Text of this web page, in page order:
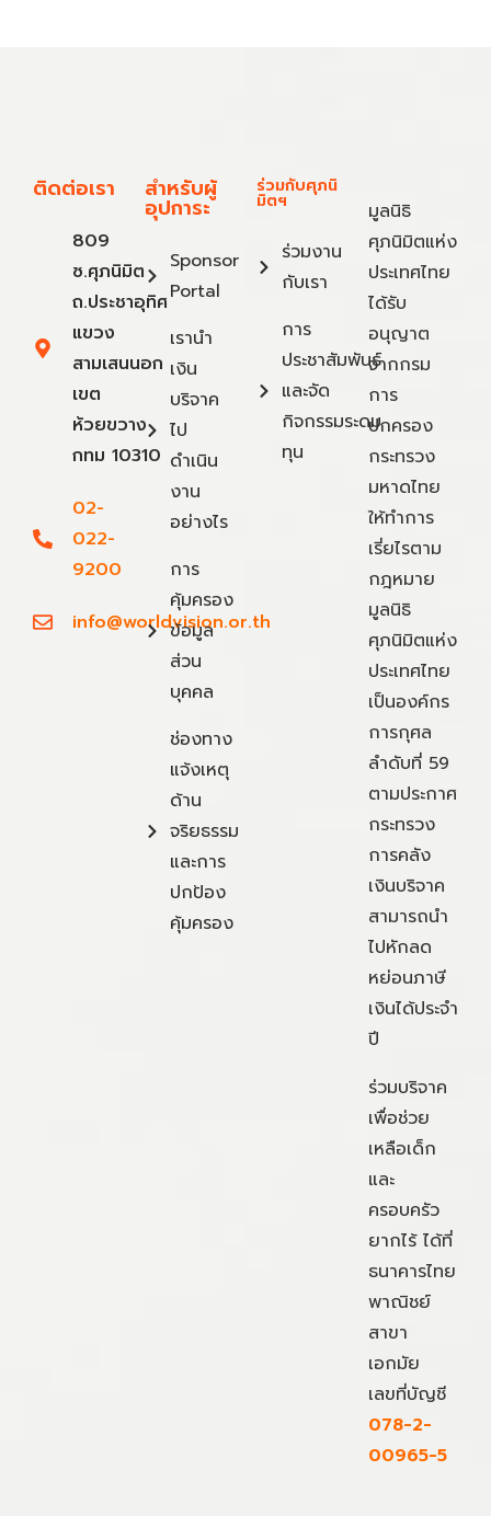
ติดต่อเรา
809
ซ.ศุภนิมิต
ถ.ประชาอุทิศ
แขวง
สามเสนนอก
เขต
ห้วยขวาง
กทม 10310
02-
022-
9200
info@worldvision.or.th
สำหรับผู้
อุปการะ
Sponsor
Portal
เรานำ
เงิน
บริจาค
ไป
ดำเนิน
งาน
อย่างไร
การ
คุ้มครอง
ข้อมูล
ส่วน
บุคคล
ช่องทาง
แจ้งเหตุ
ด้าน
จริยธรรม
และการ
ปกป้อง
คุ้มครอง
ร่วมกับศุภนิ
มิตฯ
ร่วมงาน
กับเรา
การ
ประชาสัมพันธ์
และจัด
กิจกรรมระดม
ทุน
มูลนิธิ
ศุภนิมิตแห่ง
ประเทศไทย
ได้รับ
อนุญาต
จากกรม
การ
ปกครอง
กระทรวง
มหาดไทย
ให้ทำการ
เรี่ยไรตาม
กฎหมาย
มูลนิธิ
ศุภนิมิตแห่ง
ประเทศไทย
เป็นองค์กร
การกุศล
ลำดับที่ 59
ตามประกาศ
กระทรวง
การคลัง
เงินบริจาค
สามารถนำ
ไปหักลด
หย่อนภาษี
เงินได้ประจำ
ปี
ร่วมบริจาค
เพื่อช่วย
เหลือเด็ก
และ
ครอบครัว
ยากไร้ ได้ที่
ธนาคารไทย
พาณิชย์
สาขา
เอกมัย
เลขที่บัญชี
078-2-
00965-5